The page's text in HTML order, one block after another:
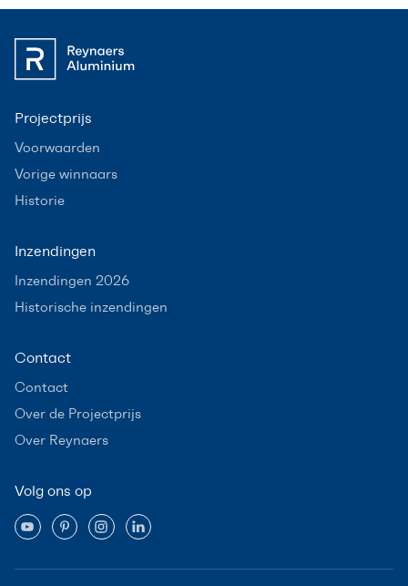
Projectprijs
Voorwaarden
Vorige winnaars
Historie
Inzendingen
Inzendingen 2026
Historische inzendingen
Contact
Contact
Over de Projectprijs
Over Reynaers
Volg ons op